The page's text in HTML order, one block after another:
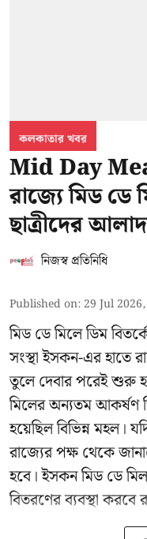
কলকাতার খবর
Mid Day
রাজ্যে মিড ডে
ছাত্রীদের
নিজস্ব প্রতিনিধি
Published on: 29 Jul
মিড ডে মিলে ডিম
সংস্থা ইসকন-এর হাতে
তুলে দেবার পরেই শুরু
মিলের অন্যতম আকর্ষণ
হয়েছিল বিভিন্ন মহল।
রাজ্যের পক্ষ থেকে
হবে। ইসকন মিড ডে
বিতরণের ব্যবস্থা